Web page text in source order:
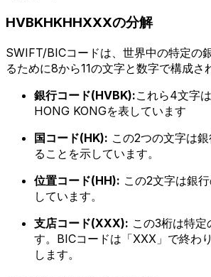
HVBKHKHHXXXの分解
SWIFT/BICコードは、世界中の特定の
るために8から11の文字と数字で構成さ
銀行コード(HVBK):これら4文字
HONG KONGを表しています
国コード(HK): この2つの文字は
ることを示しています。
位置コード(HH): この2文字は銀
しています。
支店コード(XXX): この3桁は特定
す。BICコードは「XXX」で終わ
します。